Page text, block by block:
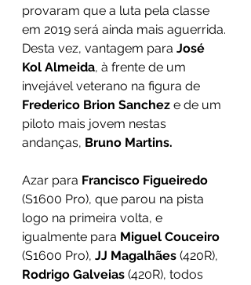
provaram que a luta pela classe
em 2019 será ainda mais aguerrida.
Desta vez, vantagem para José
Kol Almeida, à frente de um
invejável veterano na figura de
Frederico Brion Sanchez e de um
piloto mais jovem nestas
andanças, Bruno Martins.
Azar para Francisco Figueiredo
(S1600 Pro), que parou na pista
logo na primeira volta, e
igualmente para Miguel Couceiro
(S1600 Pro), JJ Magalhães (420R),
Rodrigo Galveias (420R), todos